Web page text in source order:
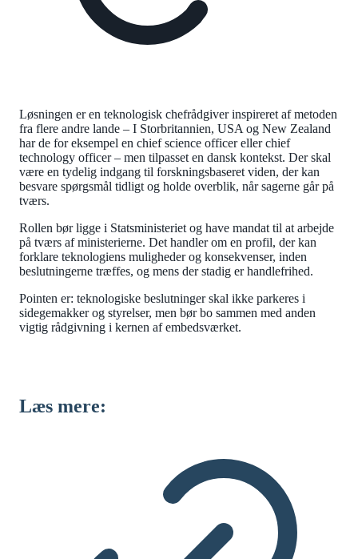
Løsningen er en teknologisk chefrådgiver inspireret af metoden
fra flere andre lande – I Storbritannien, USA og New Zealand
har de for eksempel en chief science officer eller chief
technology officer – men tilpasset en dansk kontekst. Der skal
være en tydelig indgang til forskningsbaseret viden, der kan
besvare spørgsmål tidligt og holde overblik, når sagerne går på
tværs.
Rollen bør ligge i Statsministeriet og have mandat til at arbejde
på tværs af ministerierne. Det handler om en profil, der kan
forklare teknologiens muligheder og konsekvenser, inden
beslutningerne træffes, og mens der stadig er handlefrihed.
Pointen er: teknologiske beslutninger skal ikke parkeres i
sidegemakker og styrelser, men bør bo sammen med anden
vigtig rådgivning i kernen af embedsværket.
Læs mere: